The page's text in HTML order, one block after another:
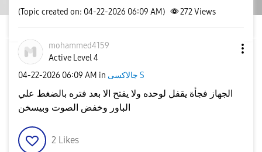
(Topic created on: 04-22-2026 06:09 AM) 272Views
mohammed4159
Active Level 4
‎04-22-2026 06:09 AM in جالاكسى S
الجهاز فجأة يقفل لوحده ولا يفتح الا بعد فتره بالضغط علي
2 Likes